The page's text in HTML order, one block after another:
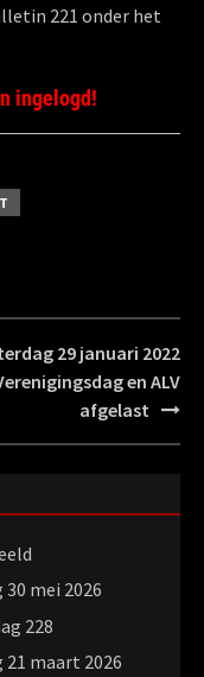
221 onder het
ingelogd!
29 januari 2022
en ALV
afgelast
mei 2026
228
21 maart 2026